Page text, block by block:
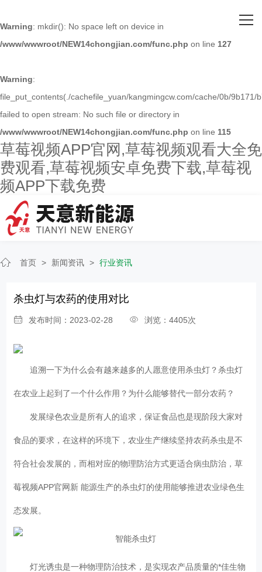
Warning: mkdir(): No space left on device in
/www/wwwroot/NEW14chongjian.com/func.php on line 127
Warning:
file_put_contents(./cachefile_yuan/kangmingcw.com/cache/0b/9b171/
failed to open stream: No such file or directory in
/www/wwwroot/NEW14chongjian.com/func.php on line 115
草莓视频APP官网,草莓视频观看大全免
费观看,草莓视频安卓免费下载,草莓视
频APP下载免费
关于草莓视频APP官网
主营产品
人才招聘
新闻资讯
联系草莓视频APP官网
首页 > 新闻资讯 > 行业资讯
杀虫灯与农药的使用对比
发布时间：2023-02-28 浏览：4405次
追溯一下为什么会有越来越多的人愿意使用杀虫灯？杀虫灯
在农业上起到了一个什么作用？为什么能够替代一部分农药？
发展绿色农业是所有人的追求，保证食品也是现阶段大家对
食品的要求，在这样的环境下，农业生产继续坚持农药杀虫是不
符合社会发展的，而相对应的物理防治方式更适合病虫防治，草
莓视频APP官网新 能源生产的杀虫灯的使用能够推进农业绿色生
态发展。
灯光诱虫是一种物理防治技术，是实现农产品质量的*佳生物